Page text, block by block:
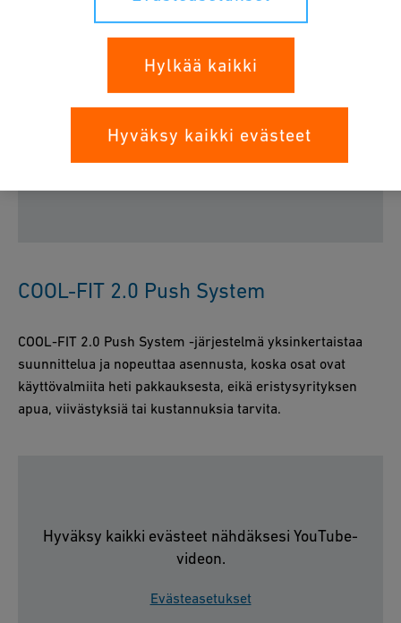
videon.
COOL-FIT 2.0 Push System
COOL-FIT 2.0 Push System -järjestelmä yksinkertaistaa
suunnittelua ja nopeuttaa asennusta, koska osat ovat
käyttövalmiita heti pakkauksesta, eikä eristysyrityksen
apua, viivästyksiä tai kustannuksia tarvita.
Hyväksy kaikki evästeet nähdäksesi YouTube-
videon.
Evästeasetukset
Hylkää kaikki
Hyväksy kaikki evästeet